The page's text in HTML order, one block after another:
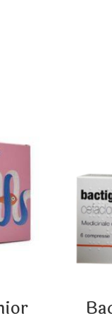
email-in dhe sajtin